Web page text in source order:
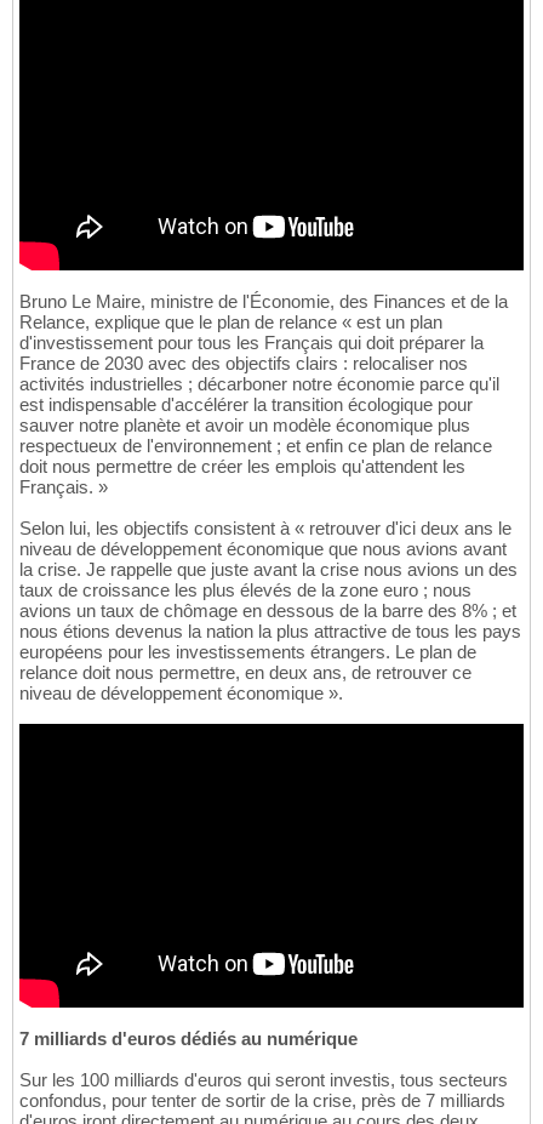
Bruno Le Maire, ministre de l'Économie, des Finances et de la
Relance, explique que le plan de relance « est un plan
d'investissement pour tous les Français qui doit préparer la
France de 2030 avec des objectifs clairs : relocaliser nos
activités industrielles ; décarboner notre économie parce qu'il
est indispensable d'accélérer la transition écologique pour
sauver notre planète et avoir un modèle économique plus
respectueux de l'environnement ; et enfin ce plan de relance
doit nous permettre de créer les emplois qu'attendent les
Français. »
Selon lui, les objectifs consistent à « retrouver d'ici deux ans le
niveau de développement économique que nous avions avant
la crise. Je rappelle que juste avant la crise nous avions un des
taux de croissance les plus élevés de la zone euro ; nous
avions un taux de chômage en dessous de la barre des 8% ; et
nous étions devenus la nation la plus attractive de tous les pays
européens pour les investissements étrangers. Le plan de
relance doit nous permettre, en deux ans, de retrouver ce
niveau de développement économique ».
7 milliards d'euros dédiés au numérique
Sur les 100 milliards d'euros qui seront investis, tous secteurs
confondus, pour tenter de sortir de la crise, près de 7 milliards